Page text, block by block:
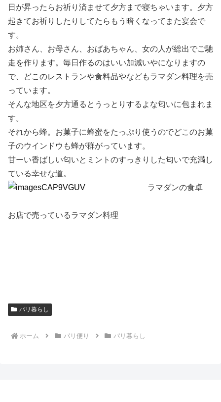
日が昇ったらお祈り済ませて夕方まで寝ちゃいます。夕方
起きてお祈りしたりしてたらもう暗くなってまた宴会で
す。
お姉さん、お母さん、おばあちゃん、女の人が総出でご馳
走を作ります。毎日作るのはいい加減いやになりますの
で、どこのレストランや食料品やなどもラマダン料理を売
っています。
そんな地区を夕方通るとうっとりするよな匂いに包まれま
す。
それから蜂。お菓子に蜂蜜をたっぷり使うのでどこのお菓
子のウインドウも蜂が群がっています。
甘ーい香ばしい匂いとミントのすっきりした匂いで充満し
ている幸せな道。
ラマダンの食卓
お店で売っているラマダン料理
パリ暮らし
ホーム パリ便り パリ暮らし